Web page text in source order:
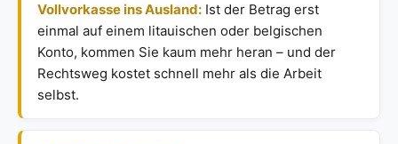
Vollvorkasse ins Ausland: Ist der Betrag erst
einmal auf einem litauischen oder belgischen
Konto, kommen Sie kaum mehr heran – und der
Rechtsweg kostet schnell mehr als die Arbeit
selbst.